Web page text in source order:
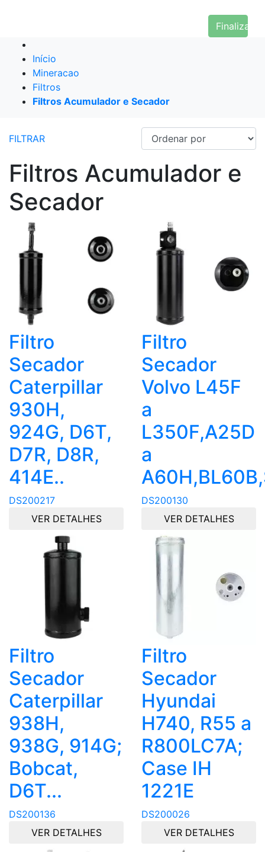
Finalizar
Início
Mineracao
Filtros
Filtros Acumulador e Secador
FILTRAR
Filtros Acumulador e
Secador
Filtro
Secador
Caterpillar
930H,
924G, D6T,
D7R, D8R,
414E..
DS200217
VER DETALHES
Filtro
Secador
Volvo L45F
a
L350F,A25D
a
DS200130
VER DETALHES
Filtro
Secador
Caterpillar
938H,
938G, 914G;
Bobcat,
D6T...
DS200136
VER DETALHES
Filtro
Secador
Hyundai
H740, R55 a
R800LC7A;
Case IH
1221E
DS200026
VER DETALHES